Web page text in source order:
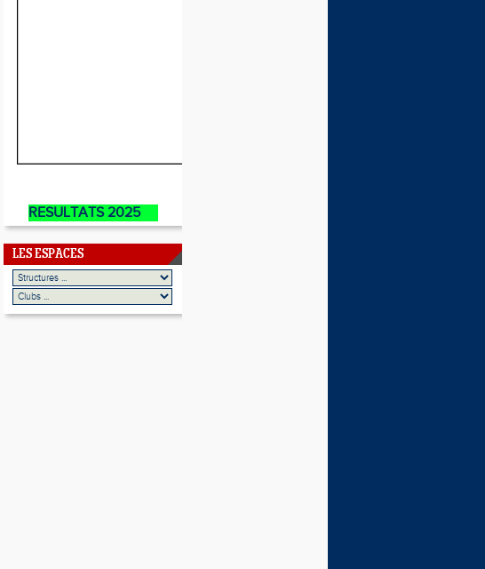
RESULTATS 2025
LES ESPACES